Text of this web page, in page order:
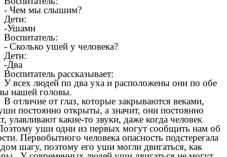
- Чем мы слышим?
Дети:
-Ушами
Воспитатель:
- Сколько ушей у человека?
Дети:
-Два
Воспитатель рассказывает:
У всех людей по два уха и расположены они по обе
нашей головы.
В отличие от глаз, которые закрываются веками,
постоянно открыты, а значит, они постоянно
улавливают какие-то звуки, даже когда человек
уши одни из первых могут сообщить нам об
Первобытного человека опасность подстерегала
шагу, поэтому его уши могли двигаться, как